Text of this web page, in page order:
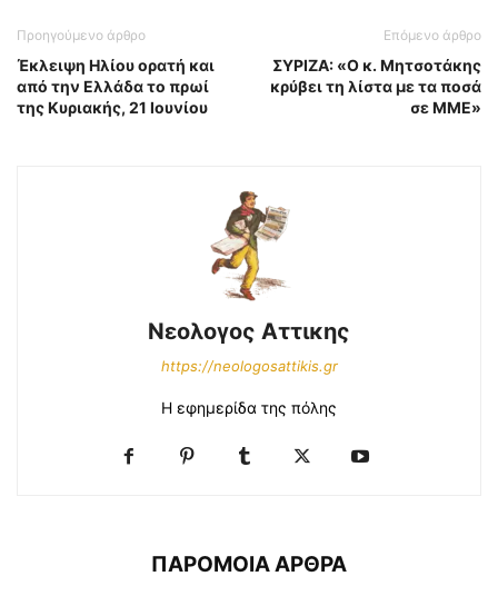
Προηγούμενο άρθρο
Έκλειψη Ηλίου ορατή και
από την Ελλάδα το πρωί
της Κυριακής, 21 Ιουνίου
Επόμενο άρθρο
ΣΥΡΙΖΑ: «Ο κ. Μητσοτάκης
κρύβει τη λίστα με τα ποσά
σε ΜΜΕ»
Νεολογος Αττικης
https://neologosattikis.gr
Η εφημερίδα της πόλης
ΠΑΡΟΜΟΙΑ ΑΡΘΡΑ